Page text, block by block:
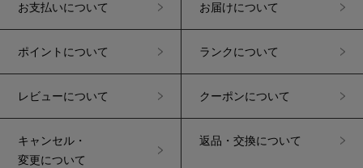
お支払いについて お届けについて
ポイントについて ランクについて
レビューについて クーポンについて
キャンセル・
変更について
返品・交換について